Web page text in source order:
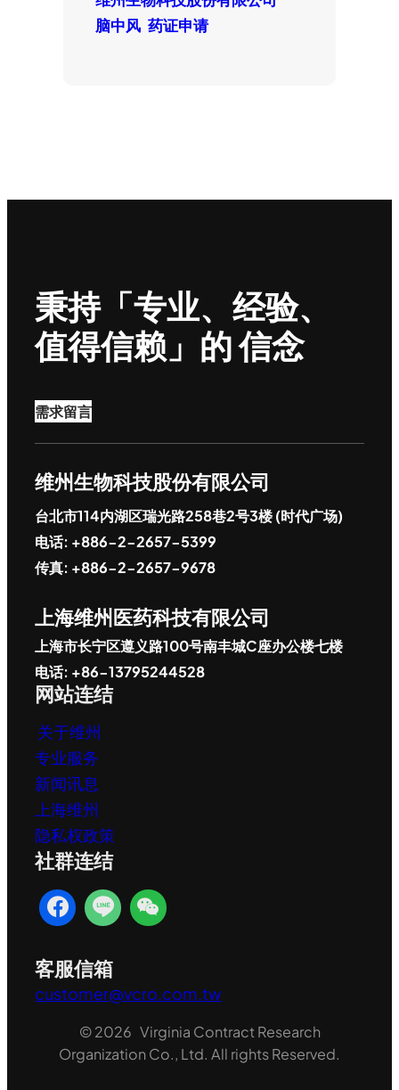
脑中风 药证申请
秉持「专业、经验、
值得信赖」的 信念
需求留言
维州生物科技股份有限公司
台北市114内湖区瑞光路258巷2号3楼 (时代广场)
电话: +886-2-2657-5399
传真: +886-2-2657-9678
上海维州医药科技有限公司
上海市长宁区遵义路100号南丰城C座办公楼七楼
电话: +86-13795244528
网站连结
关于维州
专业服务
新闻讯息
上海维州
隐私权政策
社群连结
客服信箱
customer@vcro.com.tw
© 2026 Virginia Contract Research
Organization Co., Ltd. All rights Reserved.